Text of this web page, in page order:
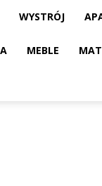
WYSTRÓJ
MEBLE